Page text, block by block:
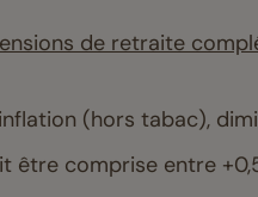
de retraite
(hors tabac),
être comprise entre